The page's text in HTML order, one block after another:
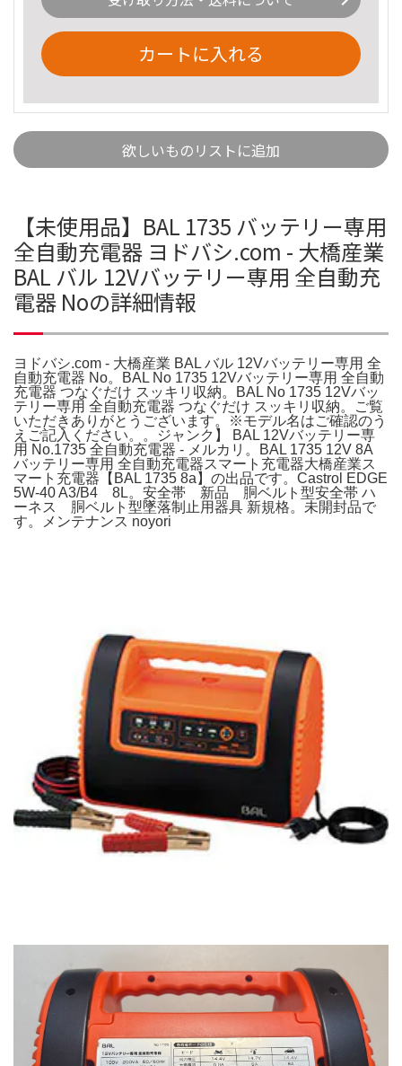
カートに入れる
欲しいものリストに追加
【未使用品】BAL 1735 バッテリー専用
全自動充電器 ヨドバシ.com - 大橋産業
BAL バル 12Vバッテリー専用 全自動充
電器 Noの詳細情報
ヨドバシ.com - 大橋産業 BAL バル 12Vバッテリー専用 全
自動充電器 No。BAL No 1735 12Vバッテリー専用 全自動
充電器 つなぐだけ スッキリ収納。BAL No 1735 12Vバッ
テリー専用 全自動充電器 つなぐだけ スッキリ収納。ご覧
いただきありがとうございます。※モデル名はご確認のう
えご記入ください。。ジャンク】 BAL 12Vバッテリー専
用 No.1735 全自動充電器 - メルカリ。BAL 1735 12V 8A
バッテリー専用 全自動充電器スマート充電器大橋産業ス
マート充電器【BAL 1735 8a】の出品です。Castrol EDGE
5W-40 A3/B4 8L。安全帯 新品 胴ベルト型安全帯 ハ
ーネス 胴ベルト型墜落制止用器具 新規格。未開封品で
す。メンテナンス noyori